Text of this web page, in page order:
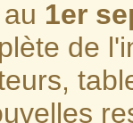
1er
de